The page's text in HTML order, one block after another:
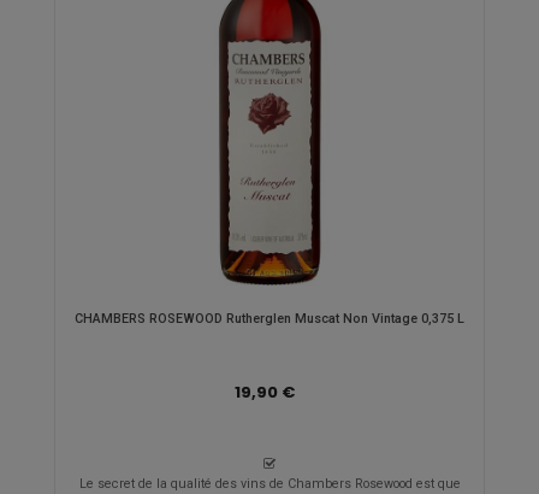
CHAMBERS ROSEWOOD Rutherglen Muscat Non Vintage 0,375 L
19,90 €
Le secret de la qualité des vins de Chambers Rosewood est que